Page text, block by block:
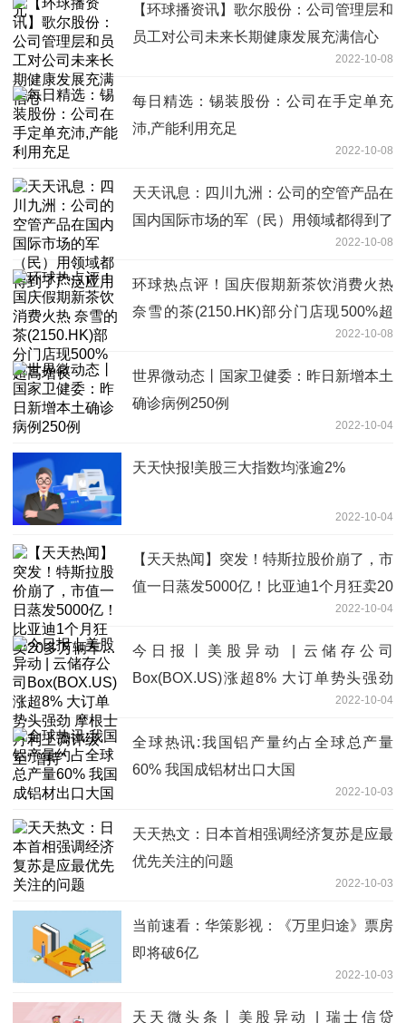
【环球播资讯】歌尔股份：公司管理层和
员工对公司未来长期健康发展充满信心
2022-10-08
每日精选：锡装股份：公司在手定单充
沛,产能利用充足
2022-10-08
天天讯息：四川九洲：公司的空管产品在
国内国际市场的军（民）用领域都得到了
2022-10-08
环球热点评！国庆假期新茶饮消费火热
奈雪的茶(2150.HK)部分门店现500%超
2022-10-08
世界微动态丨国家卫健委：昨日新增本土
确诊病例250例
2022-10-04
天天快报!美股三大指数均涨逾2%
2022-10-04
【天天热闻】突发！特斯拉股价崩了，市
值一日蒸发5000亿！比亚迪1个月狂卖20
2022-10-04
今日报丨美股异动 | 云储存公司
Box(BOX.US)涨超8% 大订单势头强劲
2022-10-04
全球热讯:我国铝产量约占全球总产量
60% 我国成铝材出口大国
2022-10-03
天天热文：日本首相强调经济复苏是应最
优先关注的问题
2022-10-03
当前速看：华策影视：《万里归途》票房
即将破6亿
2022-10-03
天天微头条丨美股异动 | 瑞士信贷